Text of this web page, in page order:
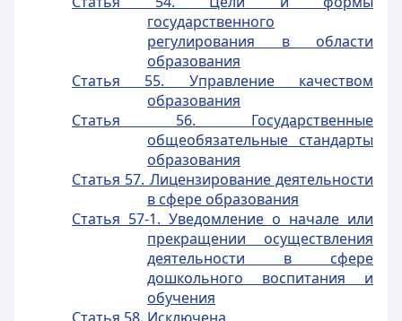
государственного
регулирования в области
образования
Статья 55. Управление качеством
образования
Статья 56. Государственные
общеобязательные стандарты
образования
Статья 57. Лицензирование деятельности
в сфере образования
Статья 57-1. Уведомление о начале или
прекращении осуществления
деятельности в сфере
дошкольного воспитания и
обучения